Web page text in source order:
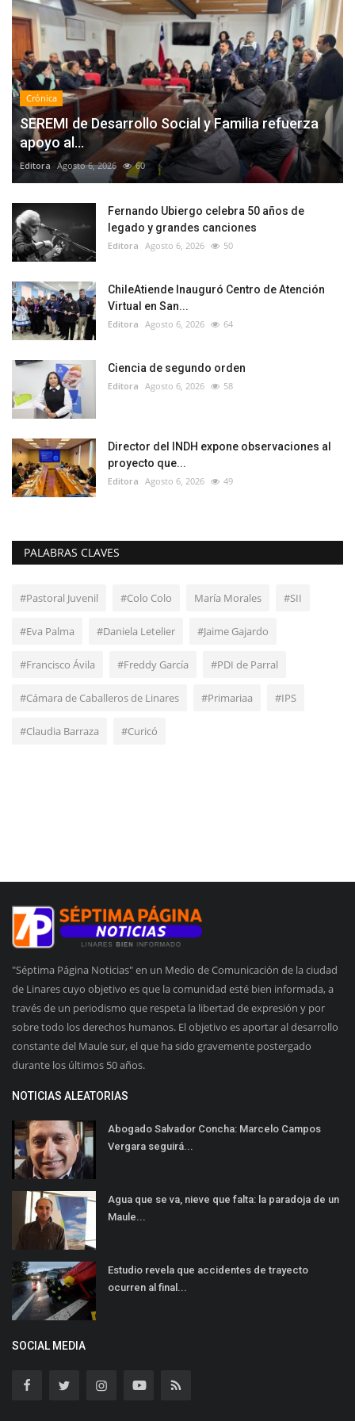
Crónica
SEREMI de Desarrollo Social y Familia refuerza
apoyo al...
Editora Agosto 6, 2026 60
Fernando Ubiergo celebra 50 años de
legado y grandes canciones
Editora Agosto 6, 2026 50
ChileAtiende Inauguró Centro de Atención
Virtual en San...
Editora Agosto 6, 2026 64
Ciencia de segundo orden
Editora Agosto 6, 2026 58
Director del INDH expone observaciones al
proyecto que...
Editora Agosto 6, 2026 49
PALABRAS CLAVES
#Pastoral Juvenil #Colo Colo María Morales #SII
#Eva Palma #Daniela Letelier #Jaime Gajardo
#Francisco Ávila #Freddy García #PDI de Parral
#Cámara de Caballeros de Linares #Primariaa #IPS
#Claudia Barraza #Curicó
"Séptima Página Noticias" en un Medio de Comunicación de la ciudad
de Linares cuyo objetivo es que la comunidad esté bien informada, a
través de un periodismo que respeta la libertad de expresión y por
sobre todo los derechos humanos. El objetivo es aportar al desarrollo
constante del Maule sur, el que ha sido gravemente postergado
durante los últimos 50 años.
NOTICIAS ALEATORIAS
Abogado Salvador Concha: Marcelo Campos
Vergara seguirá...
Agua que se va, nieve que falta: la paradoja de un
Maule...
Estudio revela que accidentes de trayecto
ocurren al final...
SOCIAL MEDIA